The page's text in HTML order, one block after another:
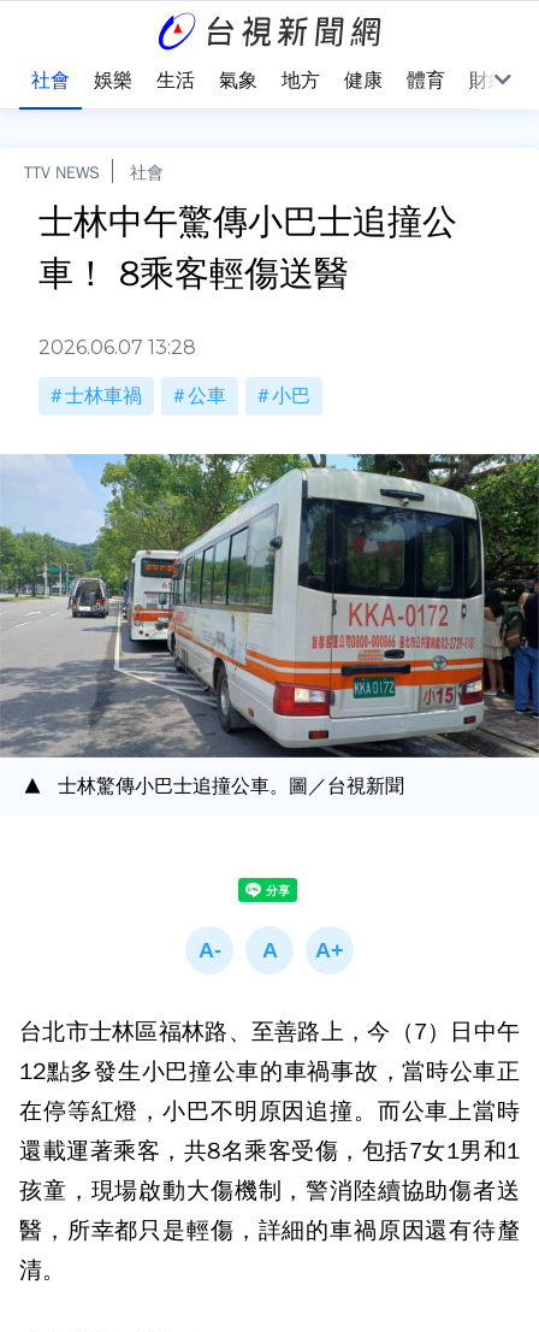
社會 娛樂 生活 氣象 地方 健康 體育 財經
TTV NEWS 社會
士林中午驚傳小巴士追撞公
車！ 8乘客輕傷送醫
2026.06.07 13:28
士林車禍 公車 小巴
士林驚傳小巴士追撞公車。圖／台視新聞
台北市士林區福林路、至善路上，今（7）日中午
12點多發生小巴撞公車的車禍事故，當時公車正
在停等紅燈，小巴不明原因追撞。而公車上當時
還載運著乘客，共8名乘客受傷，包括7女1男和1
孩童，現場啟動大傷機制，警消陸續協助傷者送
醫，所幸都只是輕傷，詳細的車禍原因還有待釐
清。